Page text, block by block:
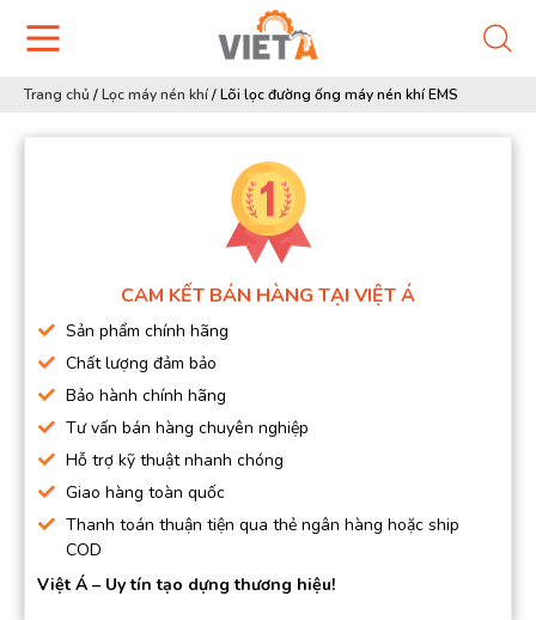
Trang chủ /Lọc máy nén khí/Lõi lọc đường ống máy nén khí EMS
CAM KẾT BÁN HÀNG TẠI VIỆT Á
Sản phẩm chính hãng
Chất lượng đảm bảo
Bảo hành chính hãng
Tư vấn bán hàng chuyên nghiệp
Hỗ trợ kỹ thuật nhanh chóng
Giao hàng toàn quốc
Thanh toán thuận tiện qua thẻ ngân hàng hoặc ship
COD
Việt Á – Uy tín tạo dựng thương hiệu!